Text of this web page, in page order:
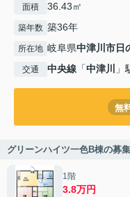
面積 36.43㎡
築年数 築36年
所在地 岐阜県中津川市日
交通 中央線 「中津川 」
無
グリーンハイツ一色B棟の募
1階
3.8万円